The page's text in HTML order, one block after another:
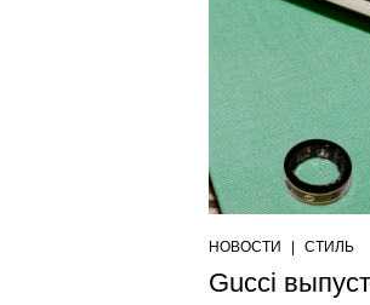
НОВОСТИ СТИЛЬ
Gucci